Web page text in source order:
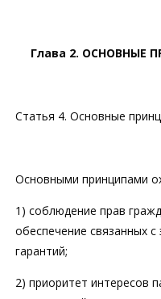
Глава 2. ОСНОВНЫЕ
Статья 4. Основные
Основными принципами
1) соблюдение прав
обеспечение связанных
гарантий;
2) приоритет интересов